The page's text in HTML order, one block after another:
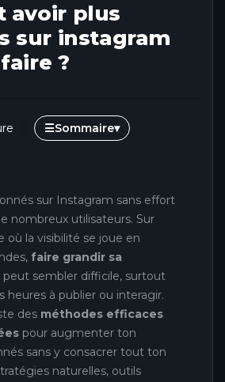
avoir plus
sur instagram
?
☰Sommaire▾
sur Instagram sans effort
nombreux utilisateurs. Sur
où la visibilité se joue en
faire grandir sa
peut sembler difficile, surtout
heures à publier ou interagir.
des méthodes efficaces
pour augmenter ton
sans y consacrer tout ton
naturelles, outils